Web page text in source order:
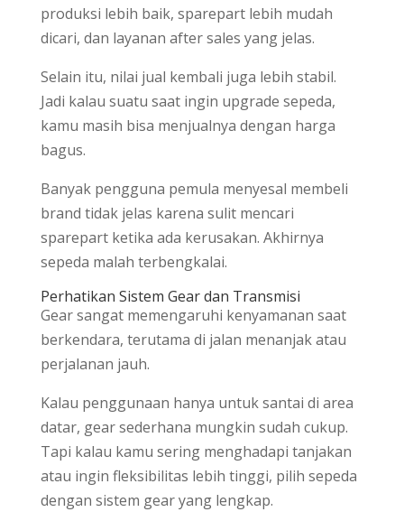
produksi lebih baik, sparepart lebih mudah
dicari, dan layanan after sales yang jelas.
Selain itu, nilai jual kembali juga lebih stabil.
Jadi kalau suatu saat ingin upgrade sepeda,
kamu masih bisa menjualnya dengan harga
bagus.
Banyak pengguna pemula menyesal membeli
brand tidak jelas karena sulit mencari
sparepart ketika ada kerusakan. Akhirnya
sepeda malah terbengkalai.
Perhatikan Sistem Gear dan Transmisi
Gear sangat memengaruhi kenyamanan saat
berkendara, terutama di jalan menanjak atau
perjalanan jauh.
Kalau penggunaan hanya untuk santai di area
datar, gear sederhana mungkin sudah cukup.
Tapi kalau kamu sering menghadapi tanjakan
atau ingin fleksibilitas lebih tinggi, pilih sepeda
dengan sistem gear yang lengkap.